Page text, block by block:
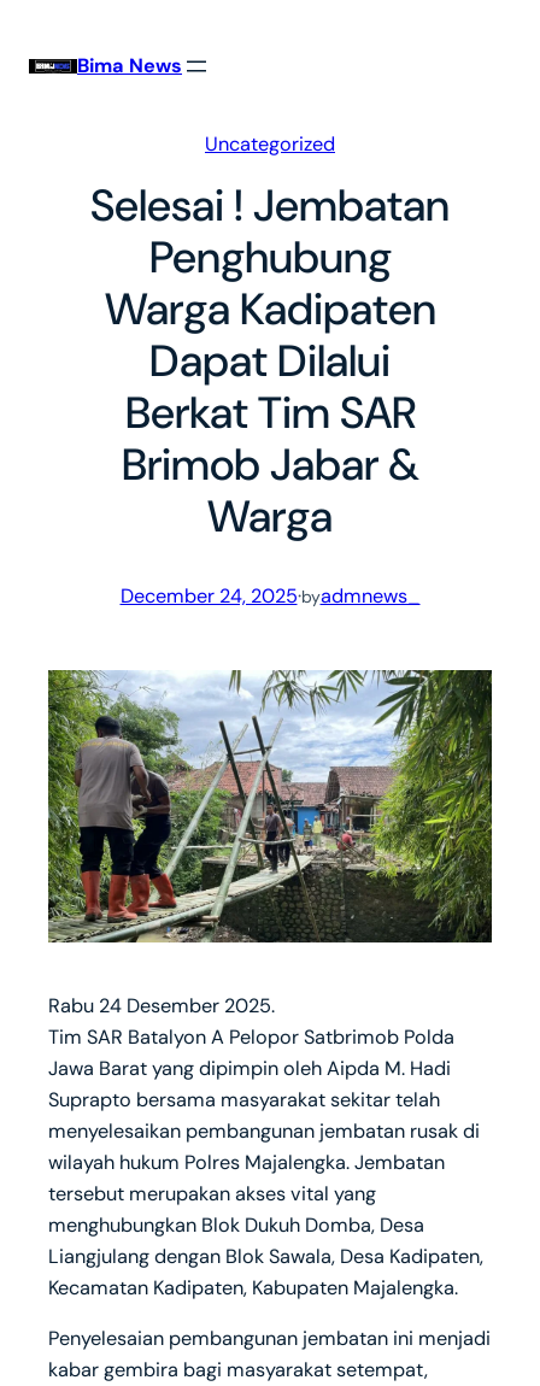
Bima News
Uncategorized
Selesai ! Jembatan
Penghubung
Warga Kadipaten
Dapat Dilalui
Berkat Tim SAR
Brimob Jabar &
Warga
December 24, 2025·byadmnews_
Rabu 24 Desember 2025.
Tim SAR Batalyon A Pelopor Satbrimob Polda
Jawa Barat yang dipimpin oleh Aipda M. Hadi
Suprapto bersama masyarakat sekitar telah
menyelesaikan pembangunan jembatan rusak di
wilayah hukum Polres Majalengka. Jembatan
tersebut merupakan akses vital yang
menghubungkan Blok Dukuh Domba, Desa
Liangjulang dengan Blok Sawala, Desa Kadipaten,
Kecamatan Kadipaten, Kabupaten Majalengka.
Penyelesaian pembangunan jembatan ini menjadi
kabar gembira bagi masyarakat setempat,